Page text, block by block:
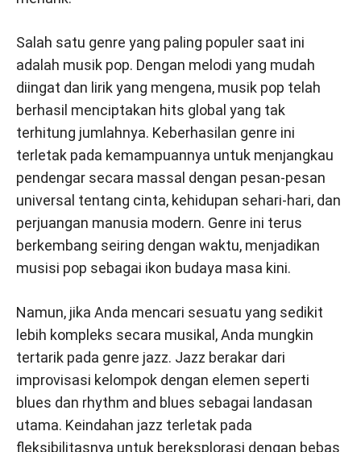
Salah satu genre yang paling populer saat ini
adalah musik pop. Dengan melodi yang mudah
diingat dan lirik yang mengena, musik pop telah
berhasil menciptakan hits global yang tak
terhitung jumlahnya. Keberhasilan genre ini
terletak pada kemampuannya untuk menjangkau
pendengar secara massal dengan pesan-pesan
universal tentang cinta, kehidupan sehari-hari, dan
perjuangan manusia modern. Genre ini terus
berkembang seiring dengan waktu, menjadikan
musisi pop sebagai ikon budaya masa kini.
Namun, jika Anda mencari sesuatu yang sedikit
lebih kompleks secara musikal, Anda mungkin
tertarik pada genre jazz. Jazz berakar dari
improvisasi kelompok dengan elemen seperti
blues dan rhythm and blues sebagai landasan
utama. Keindahan jazz terletak pada
fleksibilitasnya untuk bereksplorasi dengan bebas